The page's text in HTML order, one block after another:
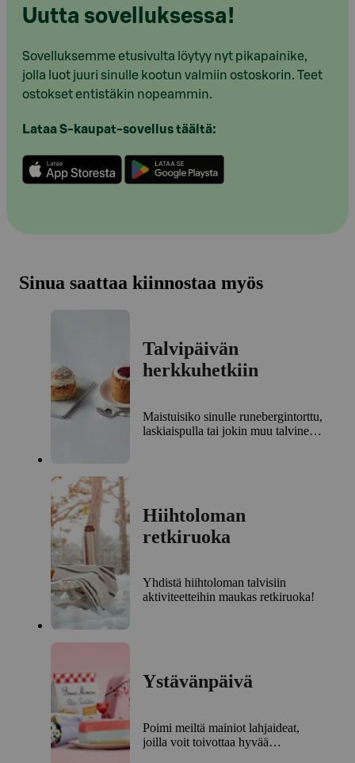
Uutta sovelluksessa!
Sovelluksemme etusivulta löytyy nyt pikapainike,
jolla luot juuri sinulle kootun valmiin ostoskorin. Teet
ostokset entistäkin nopeammin.
Lataa S-kaupat-sovellus täältä:
Sinua saattaa kiinnostaa myös
Talvipäivän
herkkuhetkiin
Maistuisiko sinulle runebergintorttu,
laskiaispulla tai jokin muu talvinen
Hiihtoloman
retkiruoka
Yhdistä hiihtoloman talvisiin
aktiviteetteihin maukas retkiruoka!
Ystävänpäivä
Poimi meiltä mainiot lahjaideat,
joilla voit toivottaa hyvää